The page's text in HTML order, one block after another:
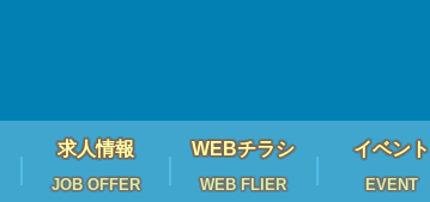
求人情報
JOB OFFER
WEBチラシ
WEB FLIER
イベント
EVENT